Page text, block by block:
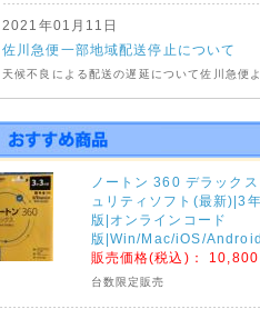
2021年01月11日
佐川急便一部地域配送停止について
天候不良による配送の遅延について佐川急便
2020年09月04日
台風10号の影響による荷物のお届けに
ヤマトホームコンビニエンス・佐川急便より
際はよくご確認くださいませ。
ヤマトホームコンビニエンス
※大型・超大型商品対象
宮城県・鹿児島県全域 9月5日(土)16時～9月
ノートン 360 デラックス
ュリティソフト(最新)|3
版|オンラインコード
版|Win/Mac/iOS/
販売価格(税込)： 10,800
台数限定販売